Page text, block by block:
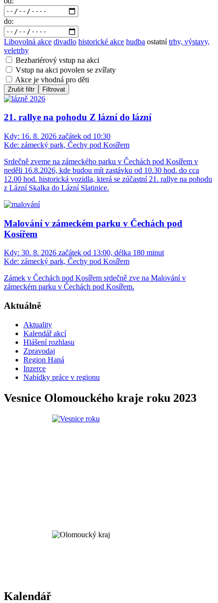
do:
Libovolná akce divadlo historické akce hudba ostatní trhy, výstavy,
veletrhy
Bezbariérový vstup na akci
Vstup na akci povolen se zvířaty
Akce je vhodná pro děti
Zrušit filtr Filtrovat
21. rallye na pohodu Z lázní do lázní
Kdy: 16. 8. 2026 začátek od 10:30
Kde: zámecký park, Čechy pod Kosířem
Srdečně zveme na zámeckého parku v Čechách pod Kosířem v
neděli 16.8.2026, kde budou mít zastávku od 10.30 hod. do cca
12.00 hod. historická vozidla, která se zúčastní 21. rallye na pohodu
z Lázní Skalka do Lázní Slatinice.
Malování v zámeckém parku v Čechách pod
Kosířem
Kdy: 30. 8. 2026 začátek od 13:00, délka 180 minut
Kde: zámecký park, Čechy pod Kosířem
Zámek v Čechách pod Kosířem srdečně zve na Malování v
zámeckém parku v Čechách pod Kosířem.
Aktuálně
Aktuality
Kalendář akcí
Hlášení rozhlasu
Zpravodaj
Region Haná
Inzerce
Nabídky práce v regionu
Vesnice Olomouckého kraje roku 2023
Kalendář